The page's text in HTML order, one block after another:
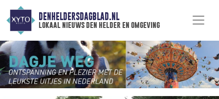
DENHELDERSDAGBLAD.NL
lokaal nieuws den helder en omgeving